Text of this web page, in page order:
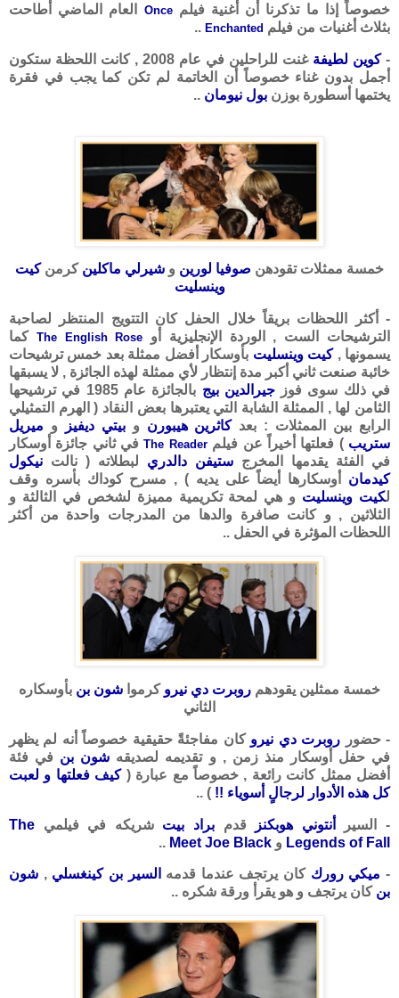
خصوصاً إذا ما تذكرنا أن أغنية فيلمOnce العام الماضي أطاحت
بثلاث أغنيات من فيلم Enchanted
..
-كوين لطيفة
غنت للراحلين في عام 2008 , كانت اللحظة ستكون
أجمل بدون غناء خصوصاً أن الخاتمة لم تكن كما يجب في فقرة
يختمها أسطورة بوزن بول نيومان ..
خمسة ممثلات تقودهن صوفيا لورين و شيرلي ماكلين كرمنكيت
وينسليت
- أكثر اللحظات بريقاً خلال الحفل كان التتويج المنتظر لصاحبة
الترشيحات الست , الوردة الإنجليزية أو The English Rose كما
يسمونها ,كيت وينسليت بأوسكار أفضل ممثلة بعد خمس ترشيحات
خائبة صنعت ثاني أكبر مدة إنتظار لأي ممثلة لهذه الجائزة , لا يسبقها
في ذلك سوى فوزجيرالدين بيج
بالجائزة عام 1985 في ترشيحها
الثامن لها , الممثلة الشابة التي يعتبرها بعض النقاد ( الهرم التمثيلي
الرابع بين الممثلات : بعدكاثرين هيبورن وبيتي ديفيز و ميريل
ستريب ) فعلتها أخيراً عن فيلمThe Readerفي ثاني جائزة أوسكار
في الفئة يقدمها المخرج ستيفن دالدري لبطلاته ( نالت نيكول
كيدمان أوسكارها أيضاً على يديه ) , مسرح كوداك بأسره وقف
لكيت وينسليت و هي لمحة تكريمية مميزة لشخص في الثالثة و
الثلاثين , و كانت صافرة والدها من المدرجات واحدة من أكثر
اللحظات المؤثرة في الحفل ..
خمسة ممثلين يقودهم روبرت دي نيرو كرموا شون بن بأوسكاره
الثاني
- حضور روبرت دي نيرو كان مفاجئةً حقيقية خصوصاً أنه لم يظهر
في حفل أوسكار منذ زمن , و تقديمه لصديقه شون بن في فئة
أفضل ممثل كانت رائعة , خصوصاً مع عبارة (كيف فعلتها و لعبت
كل هذه الأدوار لرجالٍ أسوياء !! ) ..
- السير أنتوني هوبكنز قدم براد بيت شريكه في فيلمي The
Legends of Fall و Meet Joe Black
..
- ميكي رورك كان يرتجف عندما قدمه السير بن كينغسلي , شون
بن كان يرتجف و هو يقرأ ورقة شكره ..